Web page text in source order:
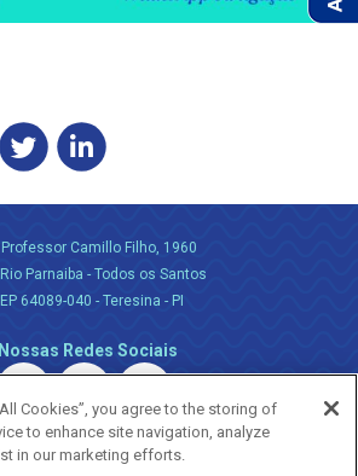
Professor Camillo Filho, 1960
Parnaiba - Todos os Santos
64089-040 - Teresina - PI
Nossas Redes Sociais
Cookies”, you agree to the storing of
to enhance site navigation, analyze
in our marketing efforts.